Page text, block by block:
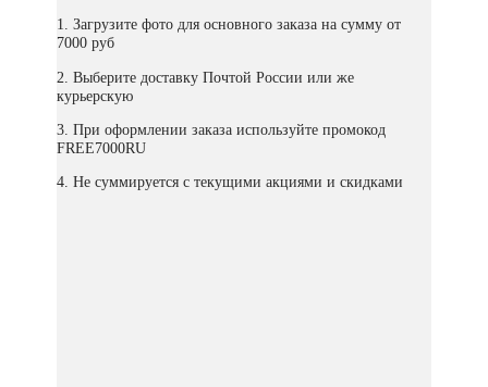
1. Загрузите фото для основного заказа на сумму от
7000 руб
2. Выберите доставку Почтой России или же
курьерскую
3. При оформлении заказа используйте промокод
FREE7000RU
4. Не суммируется с текущими акциями и скидками